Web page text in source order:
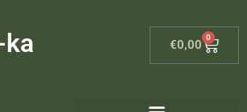
ka €0,00
0